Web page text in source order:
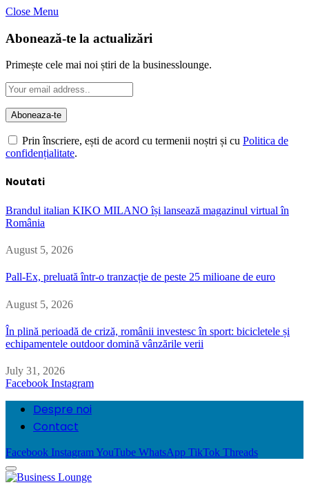
Close Menu
Abonează-te la actualizări
Primește cele mai noi știri de la businesslounge.
Prin înscriere, ești de acord cu termenii noștri și cu Politica de
confidențialitate.
Noutati
Brandul italian KIKO MILANO își lansează magazinul virtual în
România
August 5, 2026
Pall-Ex, preluată într-o tranzacție de peste 25 milioane de euro
August 5, 2026
În plină perioadă de criză, românii investesc în sport: bicicletele și
echipamentele outdoor domină vânzările verii
July 31, 2026
Facebook Instagram
Despre noi
Contact
Facebook InstagramYouTube WhatsApp TikTok Threads